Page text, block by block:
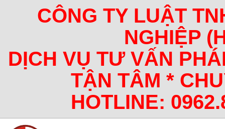
CÔNG TY LUẬT
NGHIỆP
DỊCH VỤ TƯ VẤN
TẬN TÂM *
HOTLINE: